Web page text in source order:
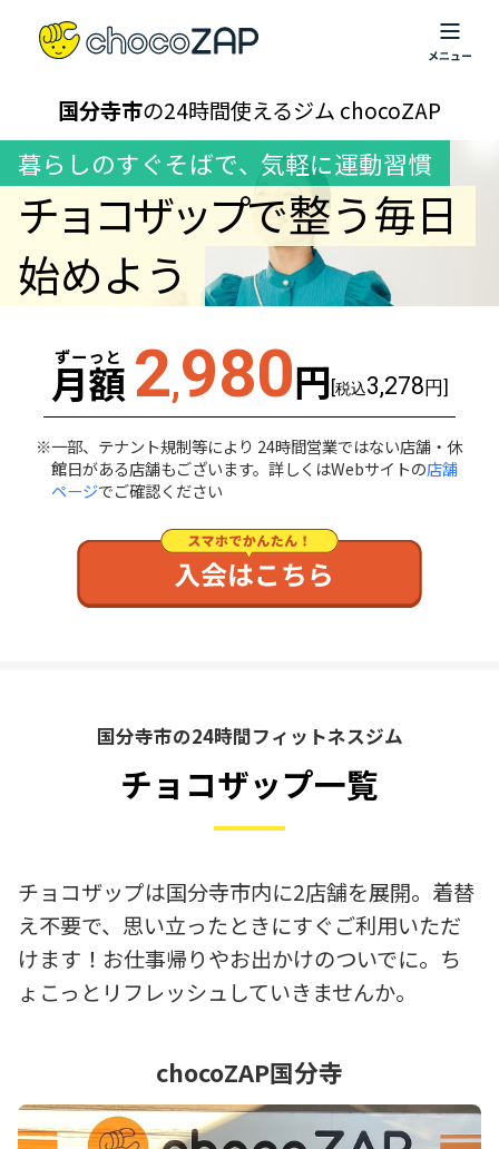
国分寺市の24時間使えるジム chocoZAP
暮らしのすぐそばで、 気軽に運動習慣
チョコザップで整う毎日
始めよう
ずーっと
月額 2,980円[税込3,278円]
一部、テナント規制等により 24時間営業ではない店舗・休
館日がある店舗もございます。詳しくはWebサイトの店舗
ページでご確認ください
国分寺市の24時間フィットネスジム
チョコザップ一覧
チョコザップは国分寺市内に2店舗を展開。着替
え不要で、思い立ったときにすぐご利用いただ
けます！お仕事帰りやお出かけのついでに。ち
ょこっとリフレッシュしていきませんか。
chocoZAP国分寺